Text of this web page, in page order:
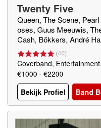
Twenty Five
Queen, The Scene,
oses, Guus Meeuwis,
Cash, Bökkers, André
on Jovi, etc. etc.
(40)
Coverband,
€1000 - €2200
Bekijk Profiel
Band